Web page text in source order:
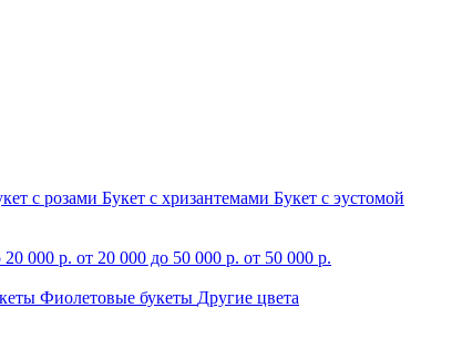
с розами Букет с хризантемами Букет с эустомой
20 000 р. от 20 000 до 50 000 р. от 50 000 р.
Фиолетовые букеты Другие цвета